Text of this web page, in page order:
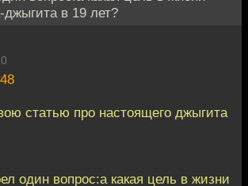
в 19 лет?
статью про настоящего джыгита
один вопрос:а какая цель в жизни